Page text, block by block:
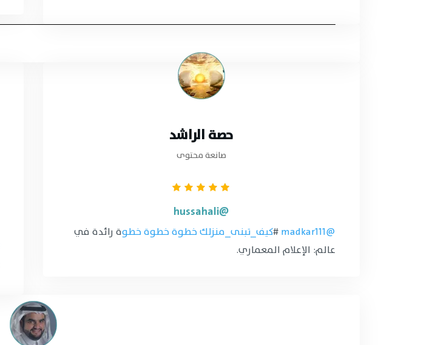
حصة الراشد
صانعة محتوى
@hussahali
@madkar111
#كيف_تبنى_منزلك خطوة خطوة خطوة رائدة في
عالم: الإعلام المعماري.